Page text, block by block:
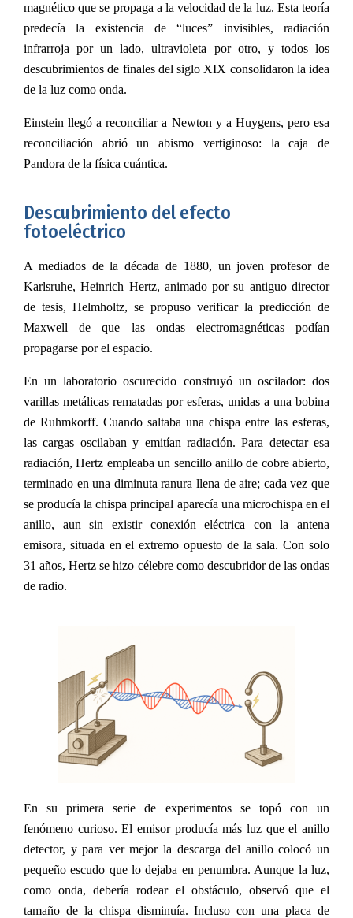
magnético que se propaga a la velocidad de la luz. Esta teoría
predecía la existencia de “luces” invisibles, radiación
infrarroja por un lado, ultravioleta por otro, y todos los
descubrimientos de finales del siglo XIX consolidaron la idea
de la luz como onda.
Einstein llegó a reconciliar a Newton y a Huygens, pero esa
reconciliación abrió un abismo vertiginoso: la caja de
Pandora de la física cuántica.
Descubrimiento del efecto
fotoeléctrico
A mediados de la década de 1880, un joven profesor de
Karlsruhe, Heinrich Hertz, animado por su antiguo director
de tesis, Helmholtz, se propuso verificar la predicción de
Maxwell de que las ondas electromagnéticas podían
propagarse por el espacio.
En un laboratorio oscurecido construyó un oscilador: dos
varillas metálicas rematadas por esferas, unidas a una bobina
de Ruhmkorff. Cuando saltaba una chispa entre las esferas,
las cargas oscilaban y emitían radiación. Para detectar esa
radiación, Hertz empleaba un sencillo anillo de cobre abierto,
terminado en una diminuta ranura llena de aire; cada vez que
se producía la chispa principal aparecía una microchispa en el
anillo, aun sin existir conexión eléctrica con la antena
emisora, situada en el extremo opuesto de la sala. Con solo
31 años, Hertz se hizo célebre como descubridor de las ondas
de radio.
En su primera serie de experimentos se topó con un
fenómeno curioso. El emisor producía más luz que el anillo
detector, y para ver mejor la descarga del anillo colocó un
pequeño escudo que lo dejaba en penumbra. Aunque la luz,
como onda, debería rodear el obstáculo, observó que el
tamaño de la chispa disminuía. Incluso con una placa de